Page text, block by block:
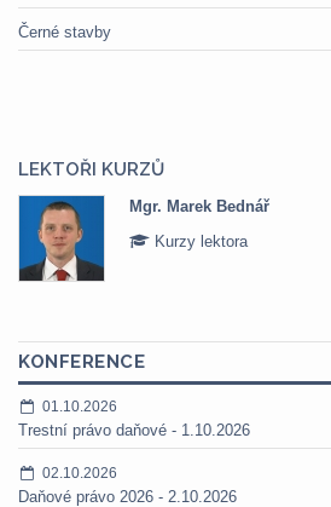
Černé stavby
LEKTOŘI KURZŮ
Mgr. Marek Bednář
Kurzy lektora
KONFERENCE
01.10.2026
Trestní právo daňové - 1.10.2026
02.10.2026
Daňové právo 2026 - 2.10.2026